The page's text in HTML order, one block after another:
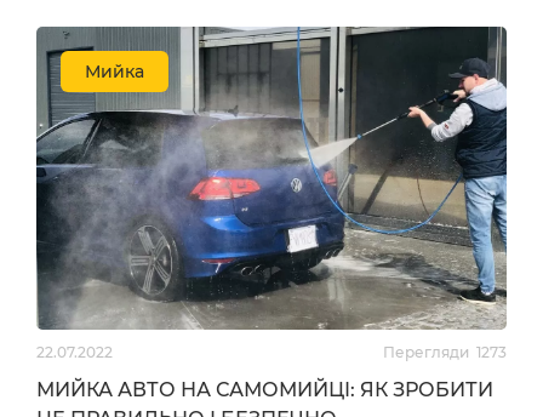
Мийка
22.07.2022 Перегляди 1273
МИЙКА АВТО НА САМОМИЙЦІ: ЯК ЗРОБИТИ